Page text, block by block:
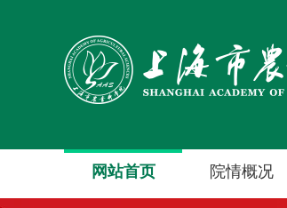
网站首页 院情概况